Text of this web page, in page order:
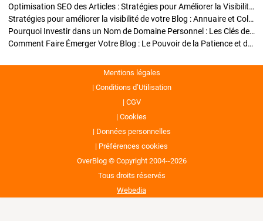
Optimisation SEO des Articles : Stratégies pour Améliorer la Visibilité de Votre Blog
Stratégies pour améliorer la visibilité de votre Blog : Annuaire et Collaborations
Pourquoi Investir dans un Nom de Domaine Personnel : Les Clés de la Réussite de Votre Blog
Comment Faire Émerger Votre Blog : Le Pouvoir de la Patience et de la Persévérance
Mentions légales
Conditions d’Utilisation
CGV
Cookies
Données personnelles
Préférences cookies
OverBlog © Copyright 2004--2026
Tous droits réservés
Webedia